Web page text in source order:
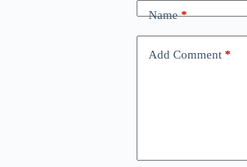
Name*
Add Comment *